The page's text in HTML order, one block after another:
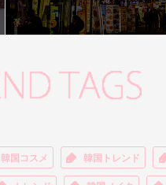
韓国コスメ 韓国トレンド